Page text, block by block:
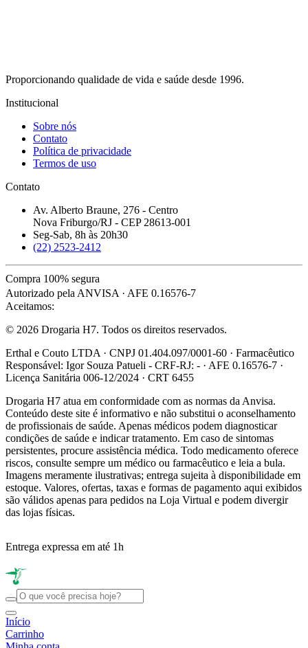
Proporcionando qualidade de vida e saúde desde 1996.
Institucional
Sobre nós
Contato
Política de privacidade
Termos de uso
Contato
Av. Alberto Braune, 276 - Centro
Nova Friburgo/RJ - CEP 28613-001
Seg-Sab, 8h às 20h30
(22) 2523-2412
Compra 100% segura
Autorizado pela ANVISA · AFE 0.16576-7
Aceitamos:
© 2026 Drogaria H7. Todos os direitos reservados.
Erthal e Couto LTDA · CNPJ 01.404.097/0001-60 · Farmacêutico
Responsável: Igor Souza Patueli - CRF-RJ: - · AFE 0.16576-7 ·
Licença Sanitária 006-12/2024 · CRT 6455
Drogaria H7 atua em conformidade com as normas da Anvisa.
Conteúdo deste site é informativo e não substitui o aconselhamento
de profissionais de saúde. Apenas médicos podem diagnosticar
condições de saúde e indicar tratamento. Em caso de sintomas
persistentes, procure assistência médica. Todo medicamento oferece
riscos, consulte sempre um médico ou farmacêutico e leia a bula.
Imagens meramente ilustrativas; entrega sujeita à disponibilidade em
estoque. Valores, ofertas, taxas e formas de pagamento aqui exibidos
são válidos apenas para pedidos na Loja Virtual e podem divergir
das lojas físicas.
Entrega expressa em até 1h
Início
Carrinho